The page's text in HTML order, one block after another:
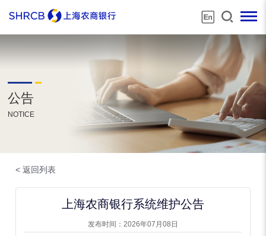
公告
NOTICE
< 返回列表
上海农商银行系统维护公告
发布时间：2026年07月08日